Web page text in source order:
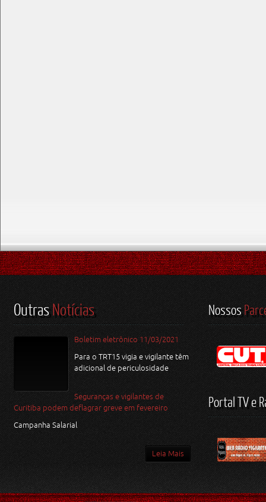
OutrasNotícias
Boletim eletrônico 11/03/2021
Para o TRT15 vigia e vigilante têm
adicional de periculosidade
Seguranças e vigilantes de
Curitiba podem deflagrar greve em fevereiro
Campanha Salarial
Leia Mais
Nossos
Portal TV e